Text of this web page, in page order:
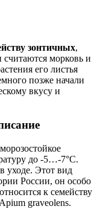
зонтичных,
морковь и
его листья
позже начали
вкусу и
до -5…-7°C.
уходе. Этот вид
России, он особо
к семейству
graveolens.